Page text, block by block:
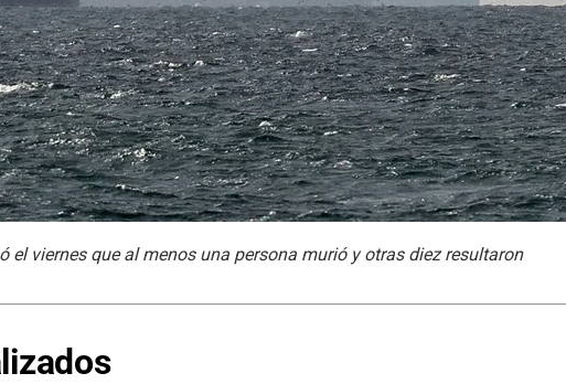
viernes que al menos una persona murió y otras diez resultaron